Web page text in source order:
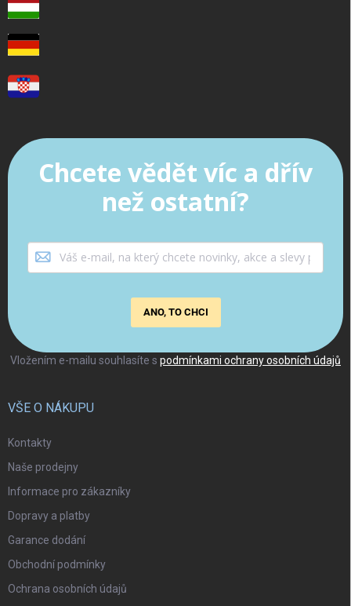
Vložením e-mailu souhlasíte s podmínkami ochrany osobních údajů
Chcete vědět víc a dřív
než ostatní?
ANO, TO CHCI
VŠE O NÁKUPU
Kontakty
Naše prodejny
Informace pro zákazníky
Dopravy a platby
Garance dodání
Obchodní podmínky
Ochrana osobních údajů